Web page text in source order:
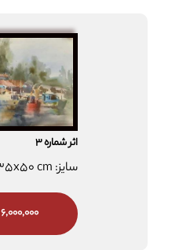
اثر شماره 3
سایز: 35x50 cm
6,000,000 تومان